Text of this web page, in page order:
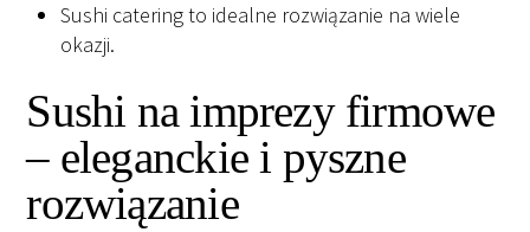
Sushi catering to idealne rozwiązanie na wiele
okazji.
Sushi na imprezy firmowe
– eleganckie i pyszne
rozwiązanie